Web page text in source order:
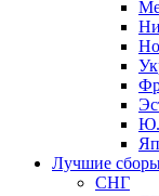
Лучшие
СНГ